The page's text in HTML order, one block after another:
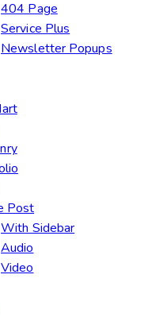
404 Page
Service Plus
Newsletter Popups
Post
With Sidebar
Audio
Video